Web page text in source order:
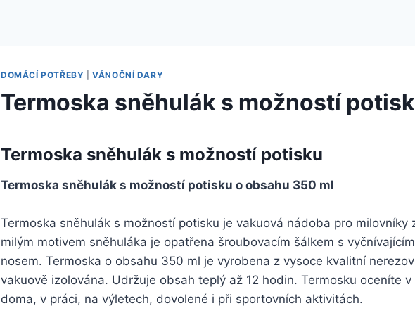
DOMÁCÍ POTŘEBY |VÁNOČNÍ DARY
Termoska sněhulák s možností
Termoska sněhulák s možností potisku
Termoska sněhulák s možností potisku o obsahu 350 ml
Termoska sněhulák s možností potisku je vakuová nádoba pro milovníky
milým motivem sněhuláka je opatřena šroubovacím šálkem s
nosem. Termoska o obsahu 350 ml je vyrobena z vysoce kvalitní
vakuově izolována. Udržuje obsah teplý až 12 hodin. Termosku oceníte
doma, v práci, na výletech, dovolené i při sportovních aktivitách.